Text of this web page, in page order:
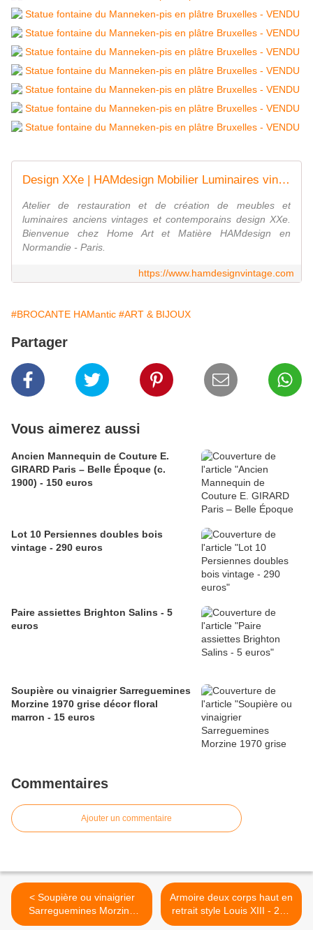
Design XXe | HAMdesign Mobilier Luminaires vintages
Atelier de restauration et de création de meubles et
luminaires anciens vintages et contemporains design XXe.
Bienvenue chez Home Art et Matière HAMdesign en
Normandie - Paris.
https://www.hamdesignvintage.com
#BROCANTE HAMantic #ART & BIJOUX
Partager
Vous aimerez aussi
Ancien Mannequin de Couture E.
GIRARD Paris – Belle Époque (c.
1900) - 150 euros
Lot 10 Persiennes doubles bois
vintage - 290 euros
Paire assiettes Brighton Salins - 5
euros
Soupière ou vinaigrier Sarreguemines
Morzine 1970 grise décor floral
marron - 15 euros
Commentaires
Ajouter un commentaire
< Soupière ou vinaigrier
Sarreguemines Morzine
1970 grise décor floral
Armoire deux corps haut en
retrait style Louis XIII - 260
euros >